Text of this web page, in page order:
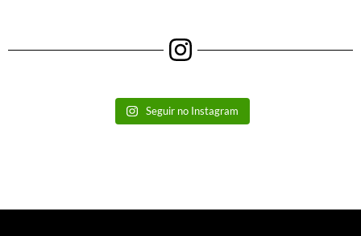
Seguir no Instagram